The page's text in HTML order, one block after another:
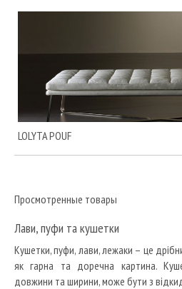
LOLYTA POUF
Просмотренные товары
Лави, пуфи та кушетки
Кушетки, пуфи, лави, лежаки – це
як гарна та доречна картина.
довжини та ширини, може бути з